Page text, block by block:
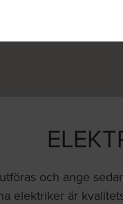
och ange
elektriker är